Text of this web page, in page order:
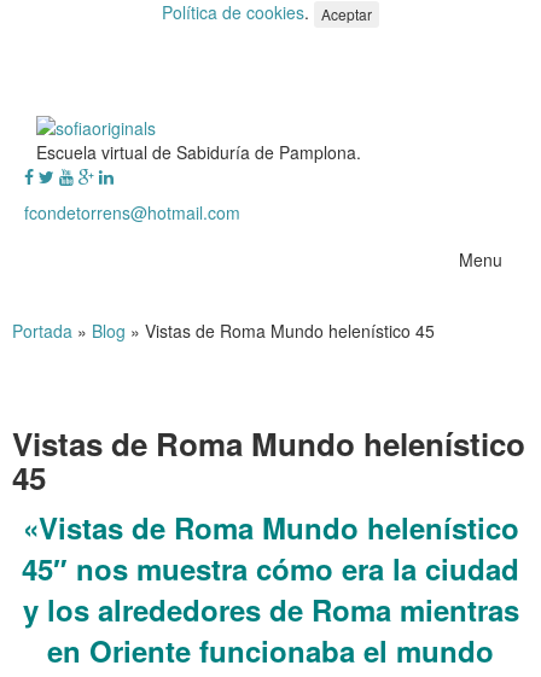
Política de cookies. Aceptar
Escuela virtual de Sabiduría de Pamplona.
fcondetorrens@hotmail.com
Menu
Portada » Blog » Vistas de Roma Mundo helenístico 45
Vistas de Roma Mundo helenístico
45
«Vistas de Roma Mundo helenístico
45″ nos muestra cómo era la ciudad
y los alrededores de Roma mientras
en Oriente funcionaba el mundo